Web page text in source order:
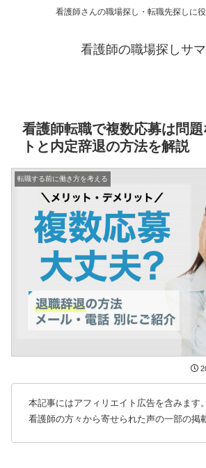
看護師さんの職場探し・転職先探しに役
看護師の職場探しサ
看護師転職で複数応募は問
トと内定辞退の方法を解説
転職する前に働き方を考える
本記事にはアフィリエイト広告を含みます
看護師の方々から寄せられた声の一部の掲